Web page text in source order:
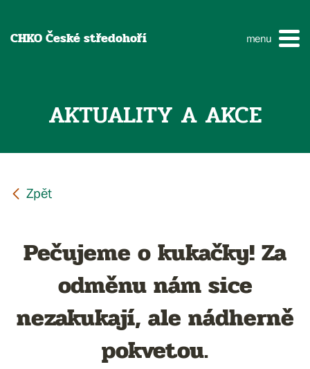
CHKO České středohoří menu
AKTUALITY A AKCE
Pečujeme o kukačky! Za
odměnu nám sice
nezakukají, ale nádherně
pokvetou.